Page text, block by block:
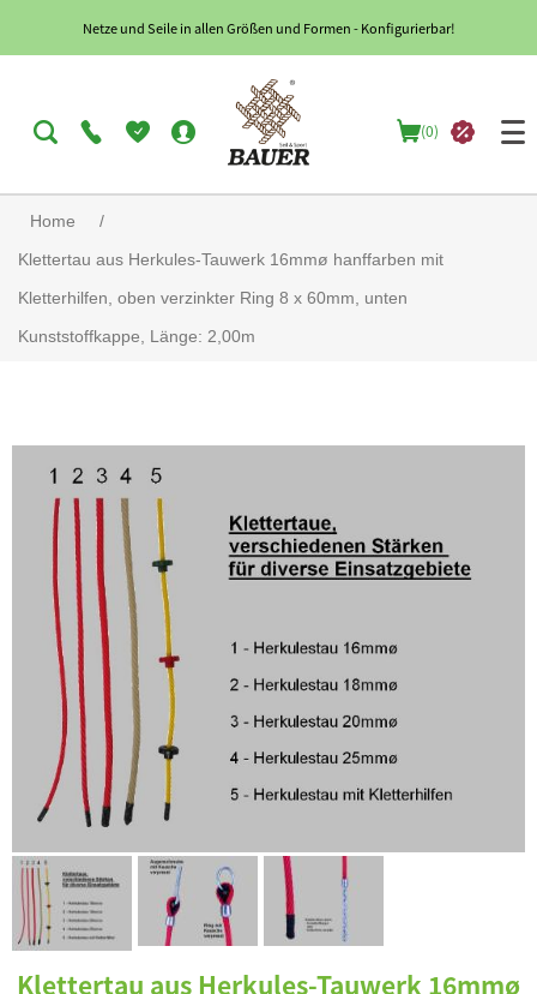
Netze und Seile in allen Größen und Formen - Konfigurierbar!
(0)
Home
/
Klettertau aus Herkules-Tauwerk 16mmø hanffarben mit
Kletterhilfen, oben verzinkter Ring 8 x 60mm, unten
Kunststoffkappe, Länge: 2,00m
Klettertau aus Herkules-Tauwerk 16mmø